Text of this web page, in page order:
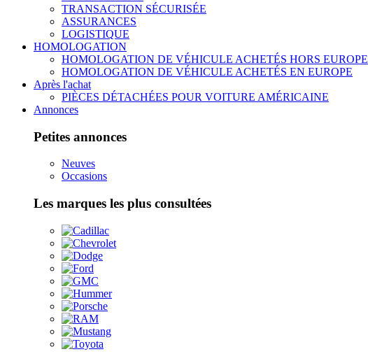
TRANSACTION SÉCURISÉE
ASSURANCES
LOGISTIQUE
HOMOLOGATION
HOMOLOGATION DE VÉHICULE ACHETÉS HORS EUROPE
HOMOLOGATION DE VÉHICULE ACHETÉS EN EUROPE
Après l'achat
PIÈCES DÉTACHÉES POUR VOITURE AMÉRICAINE
Annonces
Petites annonces
Neuves
Occasions
Les marques les plus consultées